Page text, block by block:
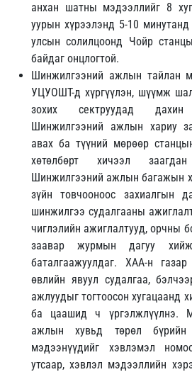
анхан шатны мэдээллийг 8
уурын хүрээлэнд 5-10
улсын солилцоонд Чойр
байдаг онцлогтой.
Шинжилгээний ажлын тайлан
УЦУОШТ-д хүргүүлэн, шүүмж
зохих сектруудад
Шинжилгээний ажлын хариу
авах ба түүний мөрөөр
хөтөлбөрт хичээл
Шинжилгээний ажлын багажын
зүйн товчооноос захиалгын
шинжилгээ судалгааны
чиглэлийн ажиглалтууд, орчны
заавар журмын дагуу
баталгаажуулдаг. ХАА-н
өвлийн явуул судалгаа,
ажлуудыг тогтоосон хугацаанд
ба цаашид ч үргэлжлүүлнэ.
ажлын хувьд төрөл бүрийн
мэдээнүүдийг хэвлэмэл
утсаар, хэвлэл мэдээллийн